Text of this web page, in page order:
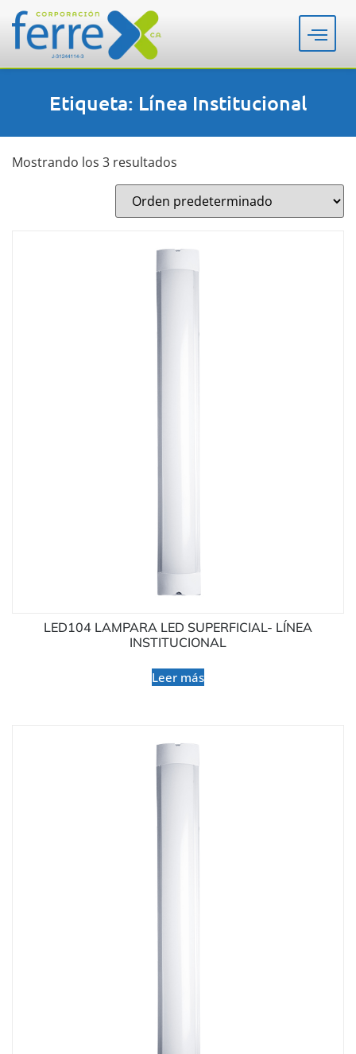
Etiqueta: Línea Institucional
Mostrando los 3 resultados
LED104 LAMPARA LED SUPERFICIAL- LÍNEA
INSTITUCIONAL
Leer más